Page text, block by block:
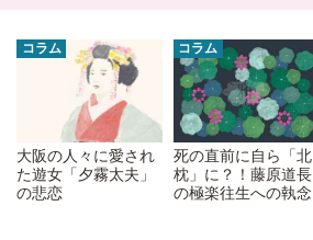
コラム
大阪の人々に愛され
た遊女「夕霧太夫」
の悲恋
コラム
死の直前に自ら「北
枕」に？！藤原道長
の極楽往生への執念